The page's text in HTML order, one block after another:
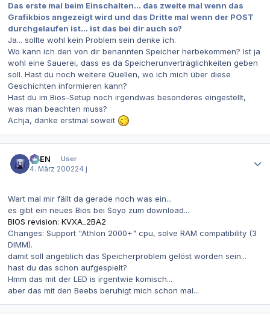
Das erste mal beim Einschalten... das zweite mal wenn das
Grafikbios angezeigt wird und das Dritte mal wenn der POST
durchgelaufen ist... ist das bei dir auch so?
Ja... sollte wohl kein Problem sein denke ich.
Wo kann ich den von dir benannten Speicher herbekommen? Ist ja
wohl eine Sauerei, dass es da Speicherunverträglichkeiten geben
soll. Hast du noch weitere Quellen, wo ich mich über diese
Geschichten informieren kann?
Hast du im Bios-Setup noch irgendwas besonderes eingestellt,
was man beachten muss?
Achja, danke erstmal soweit
AVEN
User
4. März 200224 j
Wart mal mir fällt da gerade noch was ein...
es gibt ein neues Bios bei Soyo zum download...
BIOS revision: KVXA_2BA2
Changes: Support "Athlon 2000+" cpu, solve RAM compatibility (3
DIMM).
damit soll angeblich das Speicherproblem gelöst worden sein...
hast du das schon aufgespielt?
Hmm das mit der LED is irgentwie komisch...
aber das mit den Beebs beruhigt mich schon mal...